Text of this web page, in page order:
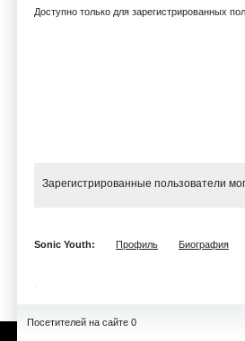
Доступно только для зарегистрированных
Зарегистрированные пользователи
Sonic Youth: Профиль Биография
Посетителей на сайте 0